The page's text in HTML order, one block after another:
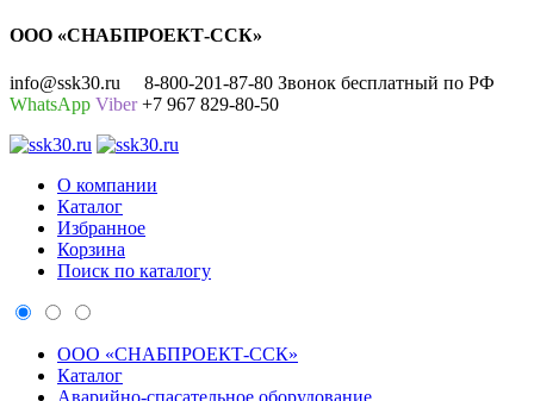
ООО «СНАБПРОЕКТ-ССК»
info@ssk30.ru
8-800-201-87-80 Звонок бесплатный по РФ
WhatsApp Viber+7 967 829-80-50
О компании
Каталог
Избранное
Корзина
Поиск по каталогу
ООО «СНАБПРОЕКТ-ССК»
Каталог
Аварийно-спасательное оборудование